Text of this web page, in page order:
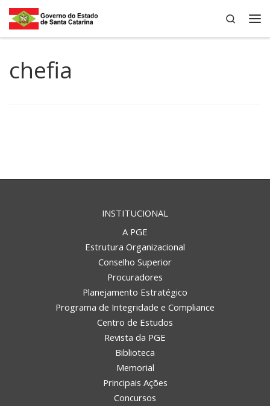
Skip to content
Search
chefia
INSTITUCIONAL
A PGE
Estrutura Organizacional
Conselho Superior
Procuradores
Planejamento Estratégico
Programa de Integridade e Compliance
Centro de Estudos
Revista da PGE
Biblioteca
Memorial
Principais Ações
Concursos